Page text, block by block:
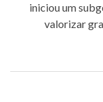
iniciou um
valorizar